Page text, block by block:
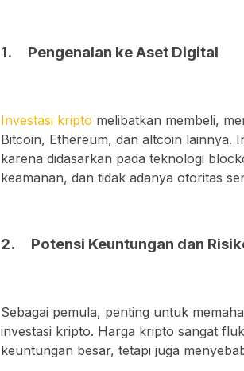
1. Pengenalan ke Aset Digital
Investasi kripto melibatkan membeli,
Bitcoin, Ethereum, dan altcoin lainnya.
karena didasarkan pada teknologi
keamanan, dan tidak adanya otoritas
2. Potensi Keuntungan dan
Sebagai pemula, penting untuk
investasi kripto. Harga kripto sangat
keuntungan besar, tetapi juga